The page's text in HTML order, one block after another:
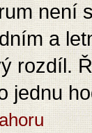
není
a
rozdíl.
jednu